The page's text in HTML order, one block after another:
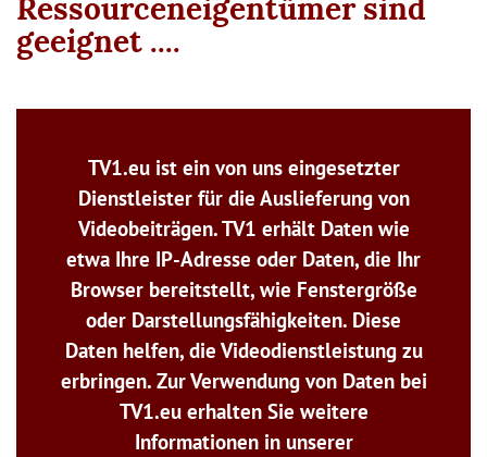
Ressourceneigentümer sind
geeignet ....
TV1.eu ist ein von uns eingesetzter
Dienstleister für die Auslieferung von
Videobeiträgen. TV1 erhält Daten wie
etwa Ihre IP-Adresse oder Daten, die Ihr
Browser bereitstellt, wie Fenstergröße
oder Darstellungsfähigkeiten. Diese
Daten helfen, die Videodienstleistung zu
erbringen. Zur Verwendung von Daten bei
TV1.eu erhalten Sie weitere
Informationen in unserer